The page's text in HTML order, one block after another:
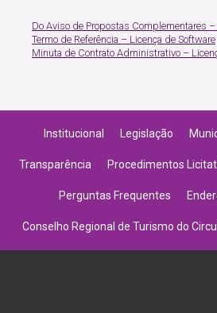
Do Aviso de Propostas Complementares
Termo de Referência – Licença de Software
Minuta de Contrato Administrativo –
Institucional Legislação
Transparência Procedimentos
Perguntas Frequentes
Conselho Regional de Turismo do